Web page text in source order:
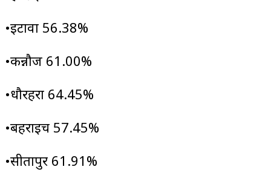
•इटावा 56.38%
•कन्नौज 61.00%
•धौरहरा 64.45%
•बहराइच 57.45%
•सीतापुर 61.91%